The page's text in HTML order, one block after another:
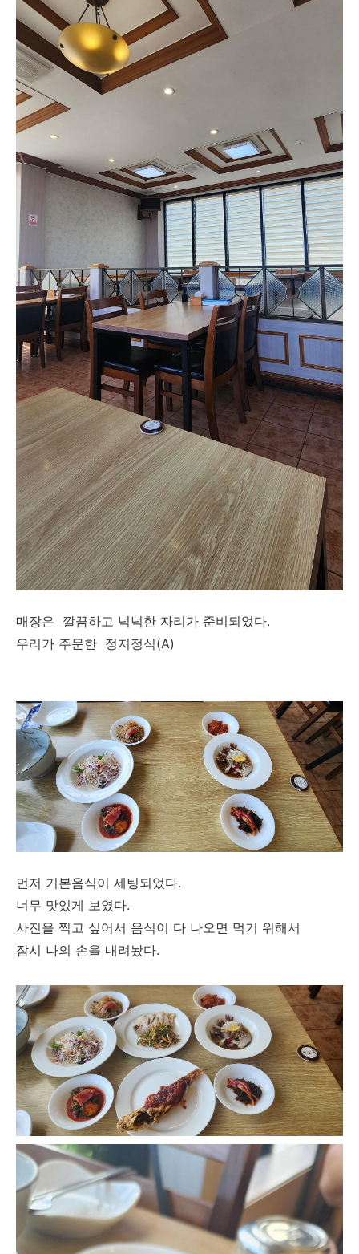
매장은 깔끔하고 넉넉한 자리가 준비되었다.
우리가 주문한 정지정식(A)
먼저 기본음식이 세팅되었다.
너무 맛있게 보였다.
사진을 찍고 싶어서 음식이 다 나오면 먹기 위해서
잠시 나의 손을 내려놨다.